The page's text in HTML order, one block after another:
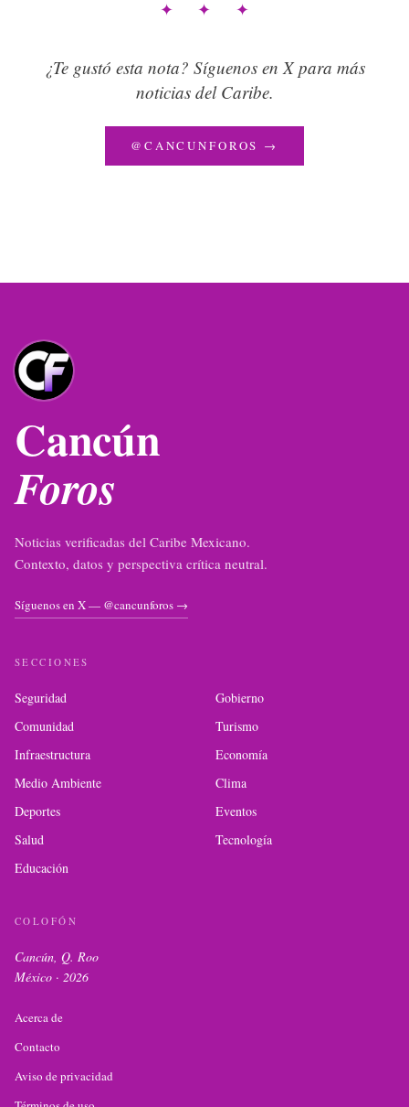
✦ ✦ ✦
¿Te gustó esta nota? Síguenos en X para más
noticias del Caribe.
@CANCUNFOROS →
Cancún
Foros
Noticias verificadas del Caribe Mexicano.
Contexto, datos y perspectiva crítica neutral.
Síguenos en X — @cancunforos →
SECCIONES
Seguridad
Gobierno
Comunidad
Turismo
Infraestructura
Economía
Medio Ambiente
Clima
Deportes
Eventos
Salud
Tecnología
Educación
COLOFÓN
Cancún, Q. Roo
México · 2026
Acerca de
Contacto
Aviso de privacidad